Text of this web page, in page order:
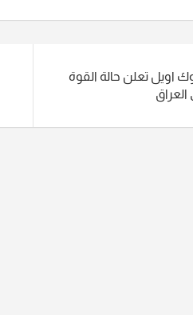
اويل تعلن حالة القوة